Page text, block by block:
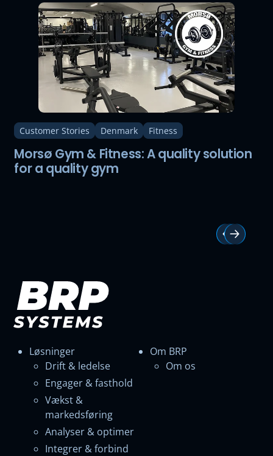
Morsø Gym & Fitness: A quality solution
for a quality gym
Customer Stories Denmark Fitness
Løsninger
Drift & ledelse
Engager & fasthold
Vækst &
markedsføring
Analyser & optimer
Integrer & forbind
Om BRP
Om os